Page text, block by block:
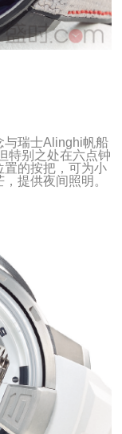
与瑞士Alinghi帆船
特别之处在六点钟
置的按把，可为小
提供夜间照明。